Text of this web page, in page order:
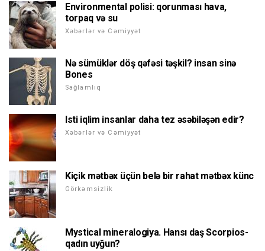
Environmental polisi: qorunması hava,
torpaq və su
Xəbərlər və Cəmiyyət
Nə sümüklər döş qəfəsi təşkil? insan sinə
Bones
Sağlamlıq
Isti iqlim insanlar daha tez əsəbiləşən edir?
Xəbərlər və Cəmiyyət
Kiçik mətbəx üçün belə bir rahat mətbəx künc
Görkəmsizlik
Mystical mineralogiya. Hansı daş Scorpios-
qadın uyğun?